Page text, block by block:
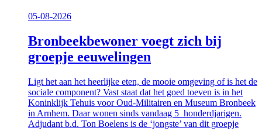
05-08-2026
Bronbeekbewoner voegt zich bij
groepje eeuwelingen
Ligt het aan het heerlijke eten, de mooie omgeving of is het de
sociale component? Vast staat dat het goed toeven is in het
Koninklijk Tehuis voor Oud-Militairen en Museum Bronbeek
in Arnhem. Daar wonen sinds vandaag 5 honderdjarigen.
Adjudant b.d. Ton Boelens is de ‘jongste’ van dit groepje